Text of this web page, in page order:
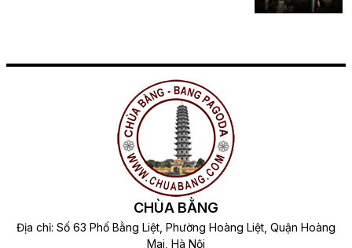
CHÙA BẰNG
Địa chỉ: Số 63 Phố Bằng Liệt, Phường Hoàng Liệt, Quận Hoàng
Mai, Hà Nội